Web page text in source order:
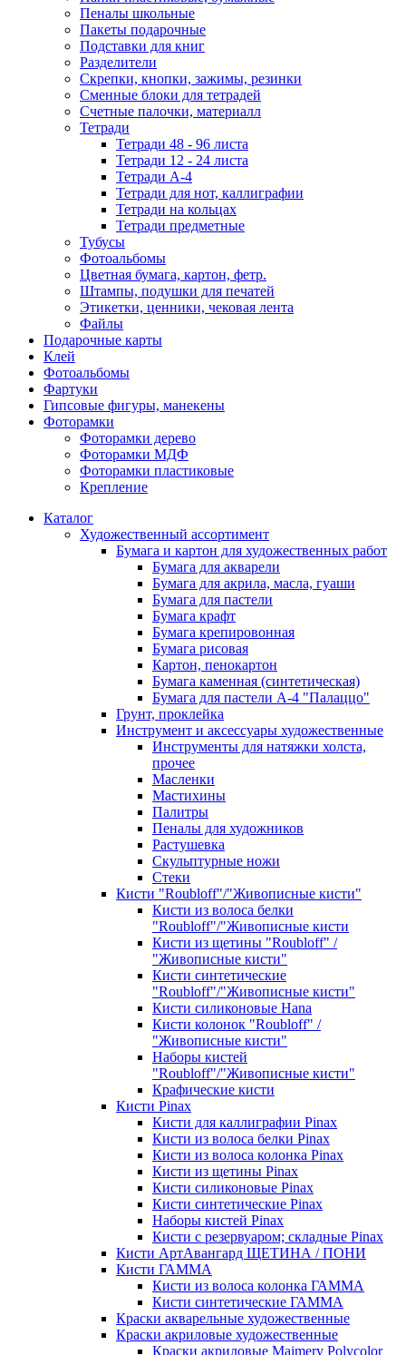
Пеналы школьные
Пакеты подарочные
Подставки для книг
Разделители
Скрепки, кнопки, зажимы, резинки
Сменные блоки для тетрадей
Счетные палочки, материалл
Тетради
Тетради 48 - 96 листа
Тетради 12 - 24 листа
Тетради А-4
Тетради для нот, каллиграфии
Тетради на кольцах
Тетради предметные
Тубусы
Фотоальбомы
Цветная бумага, картон, фетр.
Штампы, подушки для печатей
Этикетки, ценники, чековая лента
Файлы
Подарочные карты
Клей
Фотоальбомы
Фартуки
Гипсовые фигуры, манекены
Фоторамки
Фоторамки дерево
Фоторамки МДФ
Фоторамки пластиковые
Крепление
Каталог
Художественный ассортимент
Бумага и картон для художественных работ
Бумага для акварели
Бумага для акрила, масла, гуаши
Бумага для пастели
Бумага крафт
Бумага крепировонная
Бумага рисовая
Картон, пенокартон
Бумага каменная (синтетическая)
Бумага для пастели А-4 "Палаццо"
Грунт, проклейка
Инструмент и аксессуары художественные
Инструменты для натяжки холста,
прочее
Масленки
Мастихины
Палитры
Пеналы для художников
Растушевка
Скульптурные ножи
Стеки
Кисти "Roubloff"/"Живописные кисти"
Кисти из волоса белки
"Roubloff"/"Живописные кисти
Кисти из щетины "Roubloff" /
"Живописные кисти"
Кисти синтетические
"Roubloff"/"Живописные кисти"
Кисти силиконовые Hana
Кисти колонок "Roubloff" /
"Живописные кисти"
Наборы кистей
"Roubloff"/"Живописные кисти"
Крафические кисти
Кисти Pinax
Кисти для каллиграфии Pinax
Кисти из волоса белки Pinax
Кисти из волоса колонка Pinax
Кисти из щетины Pinax
Кисти силиконовые Pinax
Кисти синтетические Pinax
Наборы кистей Pinax
Кисти с резервуаром; складные Pinax
Кисти АртАвангард ЩЕТИНА / ПОНИ
Кисти ГАММА
Кисти из волоса колонка ГАММА
Кисти синтетические ГАММА
Краски акварельные художественные
Краски акриловые художественные
Краски акриловые Maimery Polycolor